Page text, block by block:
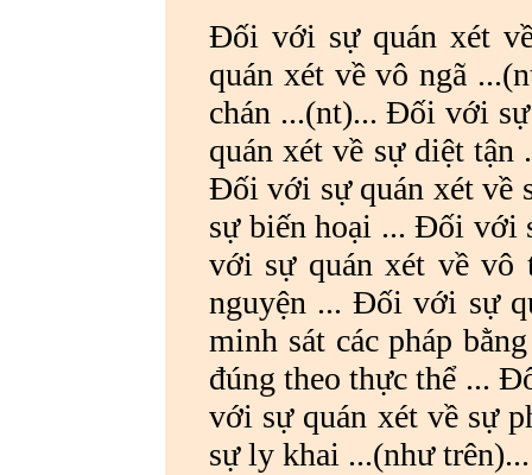
Đối với sự quán xét
quán xét về vô ngã
chán ...(nt)... Đối với
quán xét về sự diệt
Đối với sự quán xét về
sự biến hoại ... Đối với
với sự quán xét về
nguyện ... Đối với sự
minh sát các pháp
đúng theo thực thể ...
với sự quán xét về sự
sự ly khai ...(như trên)...